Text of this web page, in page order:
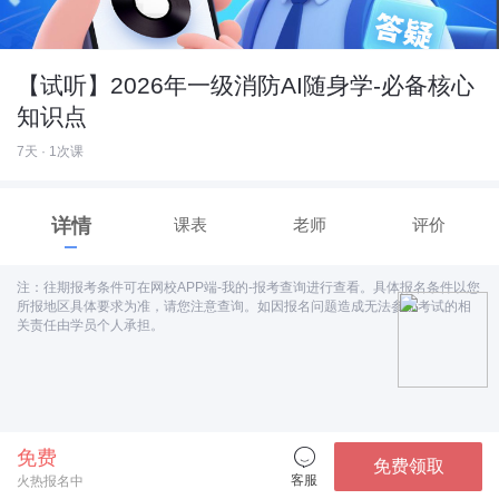
【试听】2026年一级消防AI随身学-必备核心
知识点
7天 · 1次课
详情 课表 老师 评价
注：往期报考条件可在网校APP端-我的-报考查询进行查看。具体报名条件以您
所报地区具体要求为准，请您注意查询。如因报名问题造成无法参加考试的相
关责任由学员个人承担。
免费
火热报名中 客服
免费领取